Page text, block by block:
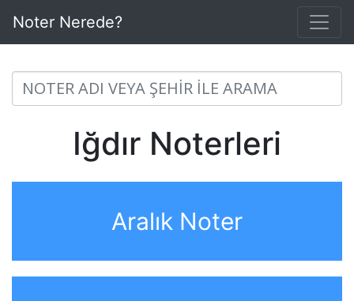
Noter Nerede?
Iğdır Noterleri
Aralık Noter